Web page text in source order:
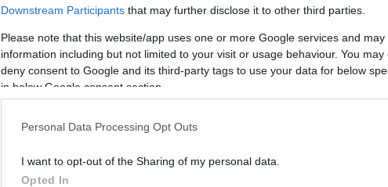
Downstream Participants that may further disclose it to other third parties.
Please note that this website/app uses one or more Google services and
information including but not limited to your visit or usage behaviour. You
deny consent to Google and its third-party tags to use your data for below
in below Google consent section.
Personal Data Processing Opt Outs
I want to opt-out of the Sharing of my personal data.
Opted In